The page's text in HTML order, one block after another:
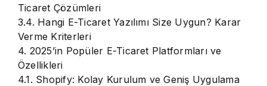
Ticaret Çözümleri
3.4. Hangi E-Ticaret Yazılımı Size Uygun? Karar
Verme Kriterleri
4. 2025’in Popüler E-Ticaret Platformları ve
Özellikleri
4.1. Shopify: Kolay Kurulum ve Geniş Uygulama